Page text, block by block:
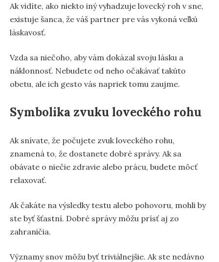
Ak vidíte, ako niekto iný vyhadzuje lovecký roh v sne,
existuje šanca, že váš partner pre vás vykoná veľkú
láskavosť.
Vzda sa niečoho, aby vám dokázal svoju lásku a
náklonnosť. Nebudete od neho očakávať takúto
obetu, ale ich gesto vás napriek tomu zaujme.
Symbolika zvuku loveckého rohu
Ak snívate, že počujete zvuk loveckého rohu,
znamená to, že dostanete dobré správy. Ak sa
obávate o niečie zdravie alebo prácu, budete môcť
relaxovať.
Ak čakáte na výsledky testu alebo pohovoru, mohli by
ste byť šťastní. Dobré správy môžu prísť aj zo
zahraničia.
Významy snov môžu byť triviálnejšie. Ak ste nedávno